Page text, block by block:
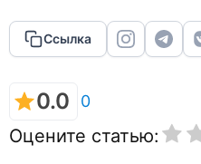
Ссылка
0.0 0
Оцените статью: